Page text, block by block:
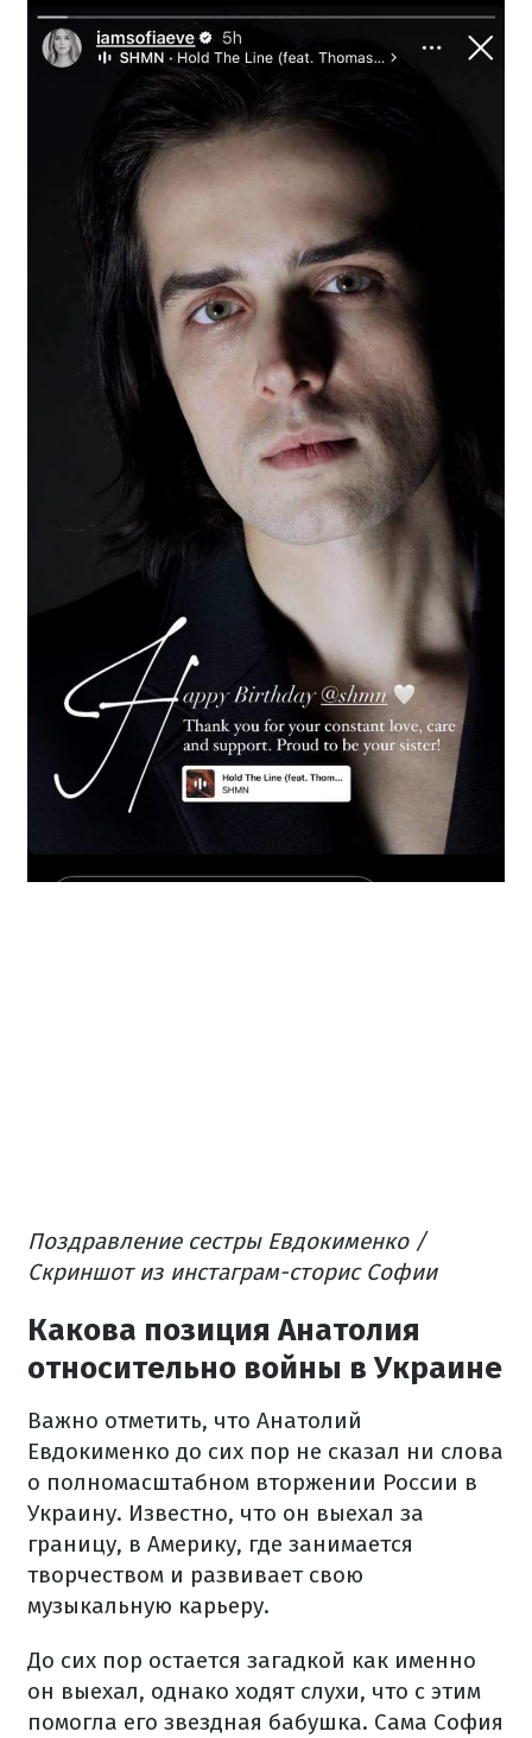
Поздравление сестры Евдокименко /
Скриншот из инстаграм-сторис Софии
Какова позиция Анатолия
относительно войны в Украине
Важно отметить, что Анатолий
Евдокименко до сих пор не сказал ни слова
о полномасштабном вторжении России в
Украину. Известно, что он выехал за
границу, в Америку, где занимается
творчеством и развивает свою
музыкальную карьеру.
До сих пор остается загадкой как именно
он выехал, однако ходят слухи, что с этим
помогла его звездная бабушка. Сама София